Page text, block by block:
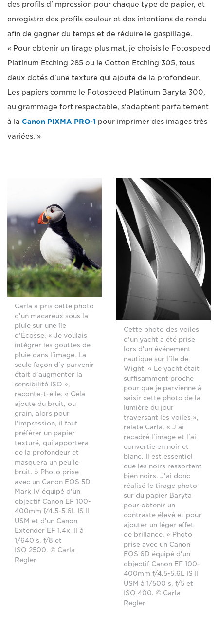
des profils d'impression pour chaque type de papier, et
enregistre des profils couleur et des intentions de rendu
afin de gagner du temps et de réduire le gaspillage.
« Pour obtenir un tirage plus mat, je choisis le Fotospeed
Platinum Etching 285 ou le Cotton Etching 305, tous
deux dotés d'une texture qui ajoute de la profondeur.
Les papiers comme le Fotospeed Platinum Baryta 300,
au grammage fort respectable, s'adaptent parfaitement
à la Canon PIXMA PRO-1 pour imprimer des images très
variées. »
Carla a pris cette photo
d'un macareux sous la
pluie sur une île
d'Écosse. « Je voulais
intégrer les gouttes de
pluie dans l'image. La
seule façon d'y parvenir
était d'augmenter la
sensibilité ISO »,
raconte-t-elle. « Cela
ajoute du bruit, ou
grain, alors pour
l'impression, il faut
préférer un papier
texturé, qui apportera
de la profondeur et
masquera un peu le
bruit. » Photo prise
avec un Canon EOS 5D
Mark IV équipé d'un
objectif Canon EF 100-
400mm f/4.5-5.6L IS II
USM et d'un Canon
Extender EF 1.4x III à
1/640 s, f/8 et
ISO 2500. © Carla
Regler
Cette photo des voiles
d'un yacht a été prise
lors d'un événement
nautique sur l'île de
Wight. « Le yacht était
suffisamment proche
pour que je parvienne à
saisir cette photo de la
lumière du jour
traversant les voiles »,
relate Carla. « J'ai
recadré l'image et l'ai
convertie en noir et
blanc. Il est essentiel
que les noirs ressortent
bien noirs. J'ai donc
réalisé le tirage photo
sur du papier Baryta
pour obtenir un
contraste élevé et pour
ajouter un léger effet
de brillance. » Photo
prise avec un Canon
EOS 6D équipé d'un
objectif Canon EF 100-
400mm f/4.5-5.6L IS II
USM à 1/500 s, f/5 et
ISO 400. © Carla
Regler